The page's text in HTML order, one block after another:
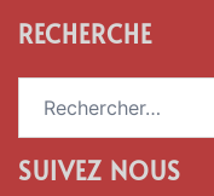
RECHERCHE
SUIVEZ NOUS